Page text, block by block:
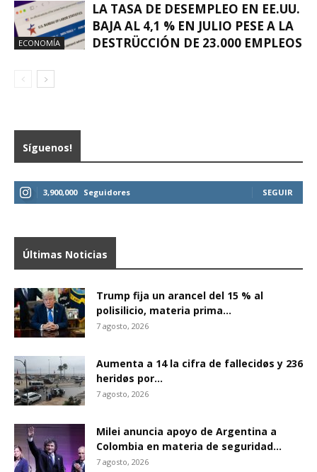
ECONOMÍA
LA TASA DE DESEMPLEO EN EE.UU.
BAJA AL 4,1 % EN JULIO PESE A LA
DESTRÜCCIÓN DE 23.000 EMPLEOS
Síguenos!
3,900,000 Seguidores SEGUIR
Últimas Noticias
Trump fija un arancel del 15 % al
polisilicio, materia prima...
7 agosto, 2026
Aumenta a 14 la cifra de fallecidøs y 236
heridøs por...
7 agosto, 2026
Milei anuncia apoyo de Argentina a
Colombia en materia de seguridad...
7 agosto, 2026